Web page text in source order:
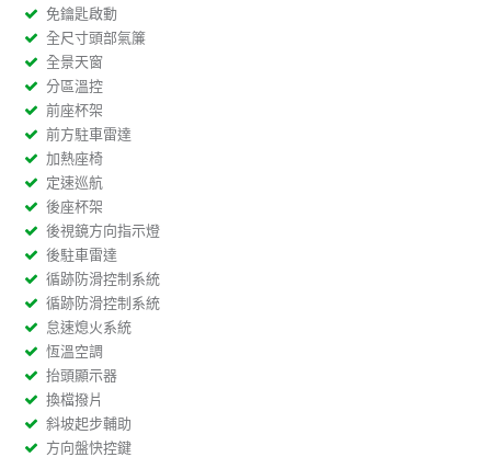
免鑰匙啟動
全尺寸頭部氣簾
全景天窗
分區溫控
前座杯架
前方駐車雷達
加熱座椅
定速巡航
後座杯架
後視鏡方向指示燈
後駐車雷達
循跡防滑控制系統
循跡防滑控制系統
怠速熄火系統
恆溫空調
抬頭顯示器
換檔撥片
斜坡起步輔助
方向盤快控鍵